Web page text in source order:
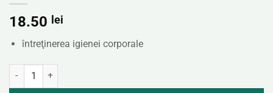
18.50 lei
întreţinerea igienei corporale
Cantitate Săpun lichid - ETERA - 1 l